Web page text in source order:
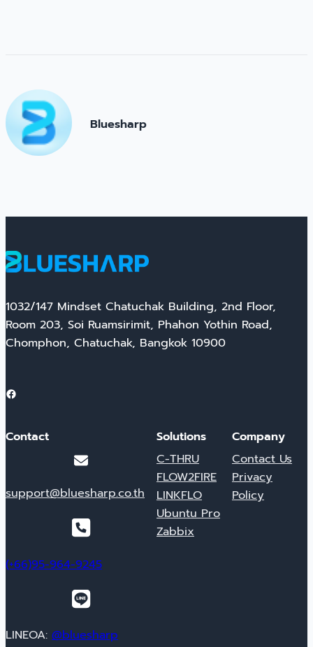
Bluesharp
1032/147 Mindset Chatuchak Building, 2nd Floor,
Room 203, Soi Ruamsirimit, Phahon Yothin Road,
Chomphon, Chatuchak, Bangkok 10900
Facebook
Contact
support@bluesharp.co.th
(+66)95-964-9245
LINEOA: @bluesharp
Solutions
C-THRU
FLOW2FIRE
LINKFLO
Ubuntu Pro
Zabbix
Company
Contact Us
Privacy
Policy